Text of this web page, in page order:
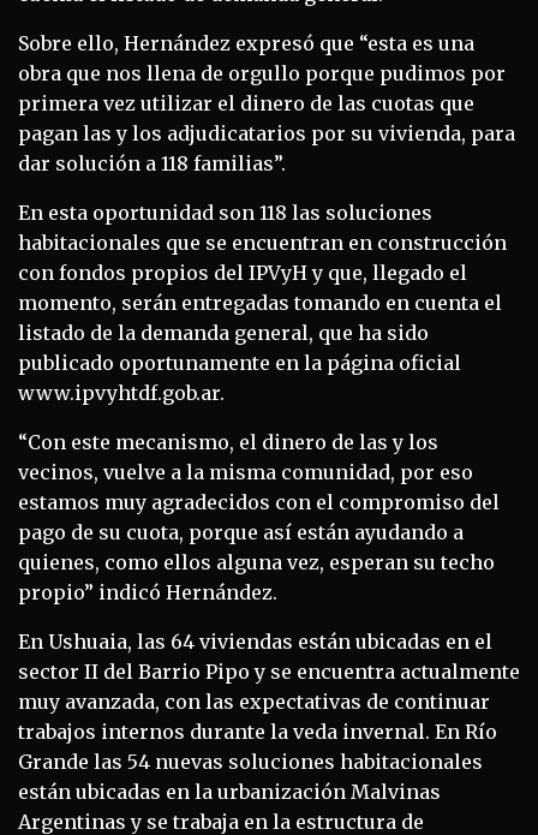
Sobre ello, Hernández expresó que “esta es una
obra que nos llena de orgullo porque pudimos por
primera vez utilizar el dinero de las cuotas que
pagan las y los adjudicatarios por su vivienda, para
dar solución a 118 familias”.
En esta oportunidad son 118 las soluciones
habitacionales que se encuentran en construcción
con fondos propios del IPVyH y que, llegado el
momento, serán entregadas tomando en cuenta el
listado de la demanda general, que ha sido
publicado oportunamente en la página oficial
www.ipvyhtdf.gob.ar.
“Con este mecanismo, el dinero de las y los
vecinos, vuelve a la misma comunidad, por eso
estamos muy agradecidos con el compromiso del
pago de su cuota, porque así están ayudando a
quienes, como ellos alguna vez, esperan su techo
propio” indicó Hernández.
En Ushuaia, las 64 viviendas están ubicadas en el
sector II del Barrio Pipo y se encuentra actualmente
muy avanzada, con las expectativas de continuar
trabajos internos durante la veda invernal. En Río
Grande las 54 nuevas soluciones habitacionales
están ubicadas en la urbanización Malvinas
Argentinas y se trabaja en la estructura de